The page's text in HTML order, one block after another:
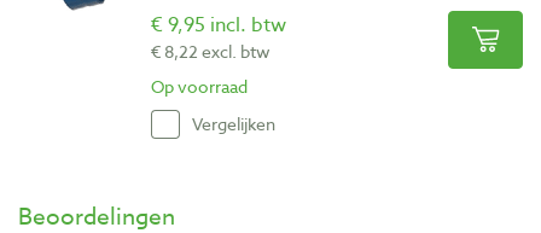
€ 9,95 incl. btw
€ 8,22 excl. btw
Op voorraad
Vergelijken
Beoordelingen